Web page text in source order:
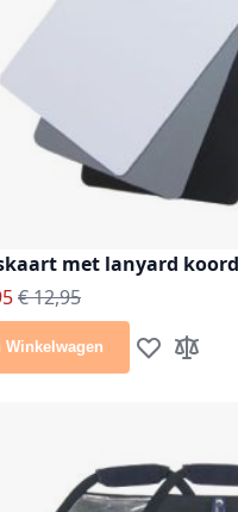
met lanyard koord
prijs
Normale prijs
€ 12,95
Winkelwagen Voeg toe